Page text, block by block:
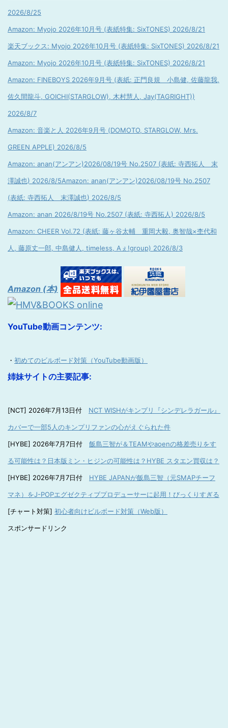
2026/8/25
Amazon: Myojo 2026年10月号 (表紙特集: SixTONES) 2026/8/21
楽天ブックス: Myojo 2026年10月号 (表紙特集: SixTONES) 2026/8/21
Amazon: Myojo 2026年10月号 (表紙特集: SixTONES) 2026/8/21
Amazon: FINEBOYS 2026年9月号 (表紙: 正門良規 小島健, 佐藤龍我,
佐久間龍斗, GOICHI(STARGLOW), 木村慧人, Jay(TAGRIGHT))
2026/8/7
Amazon: 音楽と人 2026年9月号 (DOMOTO, STARGLOW, Mrs.
GREEN APPLE) 2026/8/5
Amazon: anan(アンアン)2026/08/19号 No.2507 (表紙: 寺西拓人 末
澤誠也) 2026/8/5Amazon: anan(アンアン)2026/08/19号 No.2507
(表紙: 寺西拓人 末澤誠也) 2026/8/5
Amazon: anan 2026/8/19号 No.2507 (表紙: 寺西拓人) 2026/8/5
Amazon: CHEER Vol.72 (表紙: 藤ヶ谷太輔 重岡大毅, 奥智哉×杢代和
人, 藤原丈一郎, 中島健人, timeless, Aぇ!group) 2026/8/3
Amazon (本)
YouTube動画コンテンツ:
・ 初めてのビルボード対策（YouTube動画版）
姉妹サイトの主要記事:
[NCT] 2026年7月13日付 NCT WISHがキンプリ『シンデレラガール』
カバーで一部5人のキンプリファンの心がえぐられた件
[HYBE] 2026年7月7日付 飯島三智が＆TEAMやaoenの格差売りをす
る可能性は？日本版ミン・ヒジンの可能性は？HYBE スタエン買収は？
[HYBE] 2026年7月7日付 HYBE JAPANが飯島三智（元SMAPチーフ
マネ）をJ-POPエグゼクティブプロデューサーに起用！びっくりすぎる
[チャート対策] 初心者向けビルボード対策（Web版）
スポンサードリンク